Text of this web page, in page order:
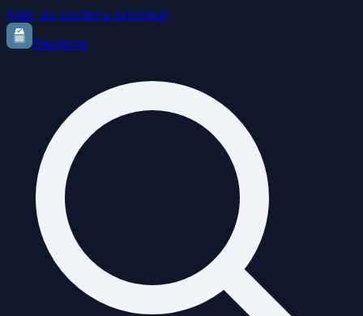
Aller au contenu principal
Elections